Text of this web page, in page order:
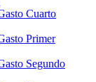
Cuarto
Primer
Segundo